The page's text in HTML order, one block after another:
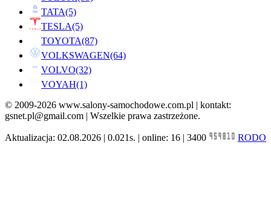
TATA(5)
TESLA(5)
TOYOTA(87)
VOLKSWAGEN(64)
VOLVO(32)
VOYAH(1)
© 2009-2026 www.salony-samochodowe.com.pl | kontakt:
gsnet.pl@gmail.com | Wszelkie prawa zastrzeżone.
Aktualizacja: 02.08.2026 | 0.021s. | online: 16 | 3400 RODO